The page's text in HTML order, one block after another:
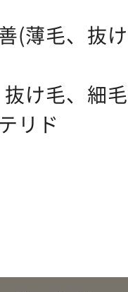
(薄毛、抜
け毛、細
リド